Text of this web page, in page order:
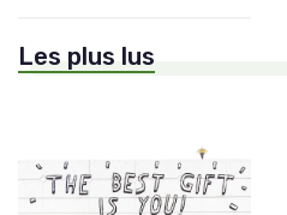
Les plus lus